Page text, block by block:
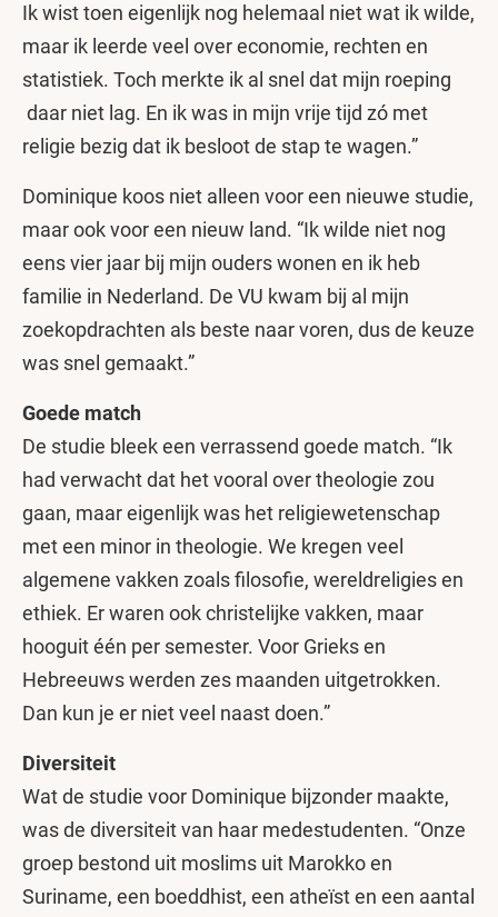
Ik wist toen eigenlijk nog helemaal niet wat ik wilde,
maar ik leerde veel over economie, rechten en
statistiek. Toch merkte ik al snel dat mijn roeping
daar niet lag. En ik was in mijn vrije tijd zó met
religie bezig dat ik besloot de stap te wagen.”
Dominique koos niet alleen voor een nieuwe studie,
maar ook voor een nieuw land. “Ik wilde niet nog
eens vier jaar bij mijn ouders wonen en ik heb
familie in Nederland. De VU kwam bij al mijn
zoekopdrachten als beste naar voren, dus de keuze
was snel gemaakt.”
Goede match
De studie bleek een verrassend goede match. “Ik
had verwacht dat het vooral over theologie zou
gaan, maar eigenlijk was het religiewetenschap
met een minor in theologie. We kregen veel
algemene vakken zoals filosofie, wereldreligies en
ethiek. Er waren ook christelijke vakken, maar
hooguit één per semester. Voor Grieks en
Hebreeuws werden zes maanden uitgetrokken.
Dan kun je er niet veel naast doen.”
Diversiteit
Wat de studie voor Dominique bijzonder maakte,
was de diversiteit van haar medestudenten. “Onze
groep bestond uit moslims uit Marokko en
Suriname, een boeddhist, een atheïst en een aantal